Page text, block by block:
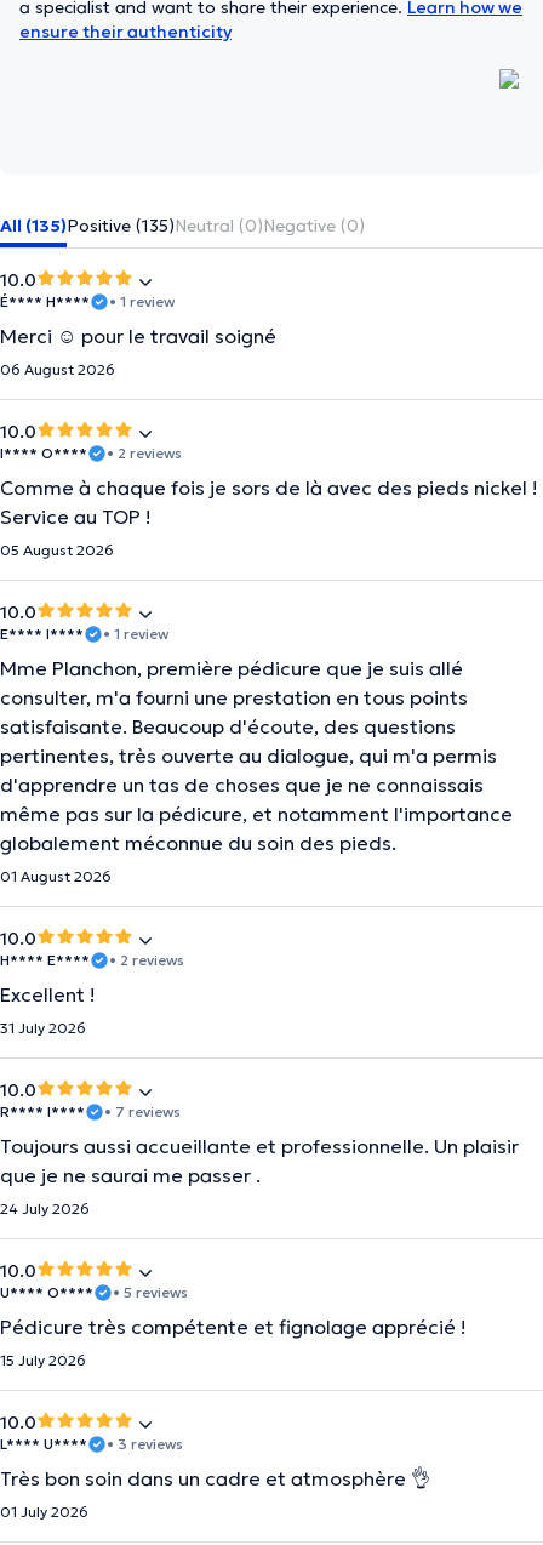
a specialist and want to share their experience. Learn how we
ensure their authenticity
All (135)Positive (135)Neutral (0)Negative (0)
10.0
É**** H**** • 1 review
Merci ☺️ pour le travail soigné
06 August 2026
10.0
I**** O**** • 2 reviews
Comme à chaque fois je sors de là avec des pieds nickel !
Service au TOP !
05 August 2026
10.0
E**** I**** • 1 review
Mme Planchon, première pédicure que je suis allé
consulter, m'a fourni une prestation en tous points
satisfaisante. Beaucoup d'écoute, des questions
pertinentes, très ouverte au dialogue, qui m'a permis
d'apprendre un tas de choses que je ne connaissais
même pas sur la pédicure, et notamment l'importance
globalement méconnue du soin des pieds.
01 August 2026
10.0
H**** E**** • 2 reviews
Excellent !
31 July 2026
10.0
R**** I**** • 7 reviews
Toujours aussi accueillante et professionnelle. Un plaisir
que je ne saurai me passer .
24 July 2026
10.0
U**** O**** • 5 reviews
Pédicure très compétente et fignolage apprécié !
15 July 2026
10.0
L**** U**** • 3 reviews
Très bon soin dans un cadre et atmosphère 👌
01 July 2026